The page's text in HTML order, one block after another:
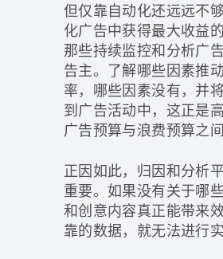
但仅靠自动化还远远不
化广告中获得最大收益
那些持续监控和分析广
告主。了解哪些因素推
率，哪些因素没有，并
到广告活动中，这正是
广告预算与浪费预算之
正因如此，归因和分析
重要。如果没有关于哪
和创意内容真正能带来
靠的数据，就无法进行